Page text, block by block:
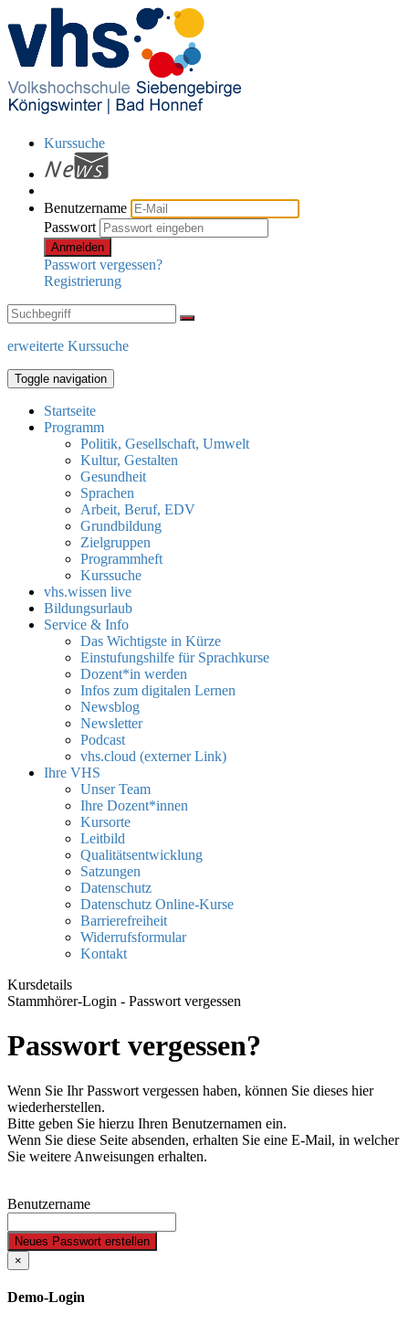
Kurssuche
Benutzername
Passwort
Anmelden
Passwort vergessen?
Registrierung
erweiterte Kurssuche
Toggle navigation
Startseite
Programm
Politik, Gesellschaft, Umwelt
Kultur, Gestalten
Gesundheit
Sprachen
Arbeit, Beruf, EDV
Grundbildung
Zielgruppen
Programmheft
Kurssuche
vhs.wissen live
Bildungsurlaub
Service & Info
Das Wichtigste in Kürze
Einstufungshilfe für Sprachkurse
Dozent*in werden
Infos zum digitalen Lernen
Newsblog
Newsletter
Podcast
vhs.cloud (externer Link)
Ihre VHS
Unser Team
Ihre Dozent*innen
Kursorte
Leitbild
Qualitätsentwicklung
Satzungen
Datenschutz
Datenschutz Online-Kurse
Barrierefreiheit
Widerrufsformular
Kontakt
Kursdetails
Stammhörer-Login - Passwort vergessen
Passwort vergessen?
Wenn Sie Ihr Passwort vergessen haben, können Sie dieses hier
wiederherstellen.
Bitte geben Sie hierzu Ihren Benutzernamen ein.
Wenn Sie diese Seite absenden, erhalten Sie eine E-Mail, in welcher
Sie weitere Anweisungen erhalten.
Benutzername
Neues Passwort erstellen
×
Demo-Login